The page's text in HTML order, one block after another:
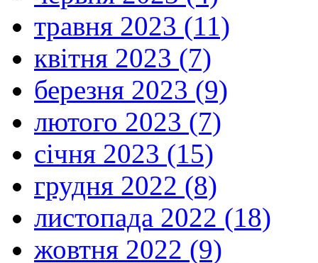
травня 2023 (11)
квітня 2023 (7)
березня 2023 (9)
лютого 2023 (7)
січня 2023 (15)
грудня 2022 (8)
листопада 2022 (18)
жовтня 2022 (9)